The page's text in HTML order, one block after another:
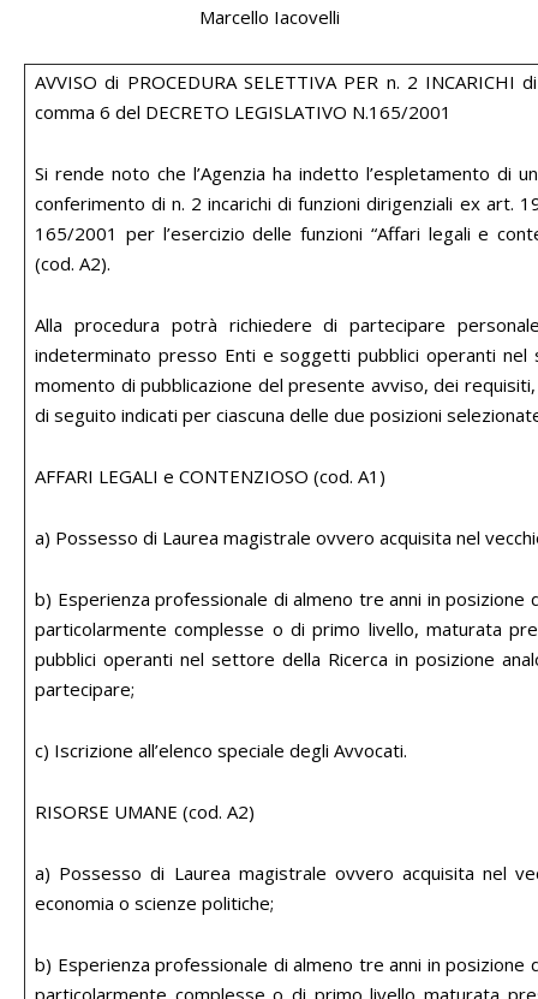
Marcello Iacovelli
AVVISO di PROCEDURA SELETTIVA PER n. 2
comma 6 del DECRETO LEGISLATIVO N.165/2001
Si rende noto che l’Agenzia ha indetto l’espletamento di
conferimento di n. 2 incarichi di funzioni dirigenziali ex art.
165/2001 per l’esercizio delle funzioni “Affari legali e
(cod. A2).
Alla procedura potrà richiedere di partecipare
indeterminato presso Enti e soggetti pubblici operanti nel
momento di pubblicazione del presente avviso, dei
di seguito indicati per ciascuna delle due posizioni
AFFARI LEGALI e CONTENZIOSO (cod. A1)
a) Possesso di Laurea magistrale ovvero acquisita nel
b) Esperienza professionale di almeno tre anni in
particolarmente complesse o di primo livello, maturata
pubblici operanti nel settore della Ricerca in posizione
partecipare;
c) Iscrizione all’elenco speciale degli Avvocati.
RISORSE UMANE (cod. A2)
a) Possesso di Laurea magistrale ovvero acquisita nel
economia o scienze politiche;
b) Esperienza professionale di almeno tre anni in
particolarmente complesse o di primo livello maturata